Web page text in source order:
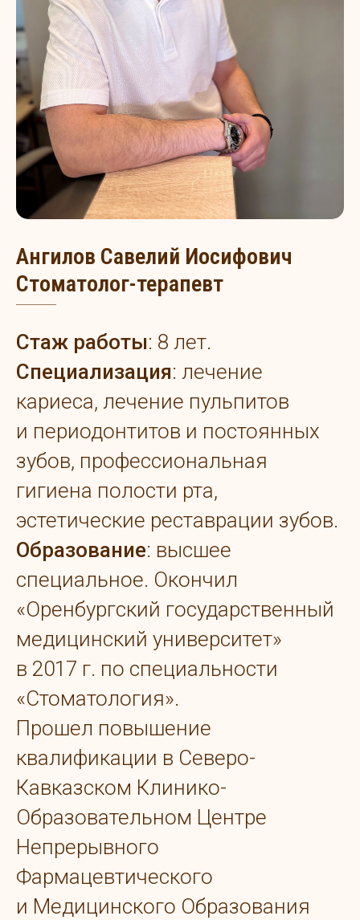
Ангилов Савелий Иосифович
Стоматолог-терапевт
Стаж работы: 8 лет.
Специализация: лечение
кариеса, лечение пульпитов
и периодонтитов и постоянных
зубов, профессиональная
гигиена полости рта,
эстетические реставрации зубов.
Образование: высшее
специальное. Окончил
«Оренбургский государственный
медицинский университет»
в 2017 г. по специальности
«Стоматология».
Прошел повышение
квалификации в Северо-
Кавказском Клинико-
Образовательном Центре
Непрерывного
Фармацевтического
и Медицинского Образования